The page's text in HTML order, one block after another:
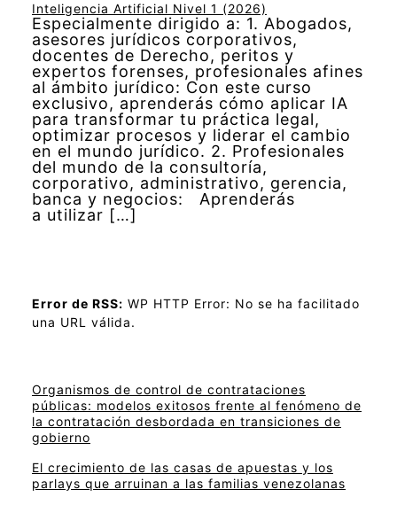
Inteligencia Artificial Nivel 1 (2026)
Especialmente dirigido a: 1. Abogados,
asesores jurídicos corporativos,
docentes de Derecho, peritos y
expertos forenses, profesionales afines
al ámbito jurídico: Con este curso
exclusivo, aprenderás cómo aplicar IA
para transformar tu práctica legal,
optimizar procesos y liderar el cambio
en el mundo jurídico. 2. Profesionales
del mundo de la consultoría,
corporativo, administrativo, gerencia,
banca y negocios: Aprenderás
a utilizar […]
Error de RSS: WP HTTP Error: No se ha facilitado
una URL válida.
Organismos de control de contrataciones
públicas: modelos exitosos frente al fenómeno de
la contratación desbordada en transiciones de
gobierno
El crecimiento de las casas de apuestas y los
parlays que arruinan a las familias venezolanas